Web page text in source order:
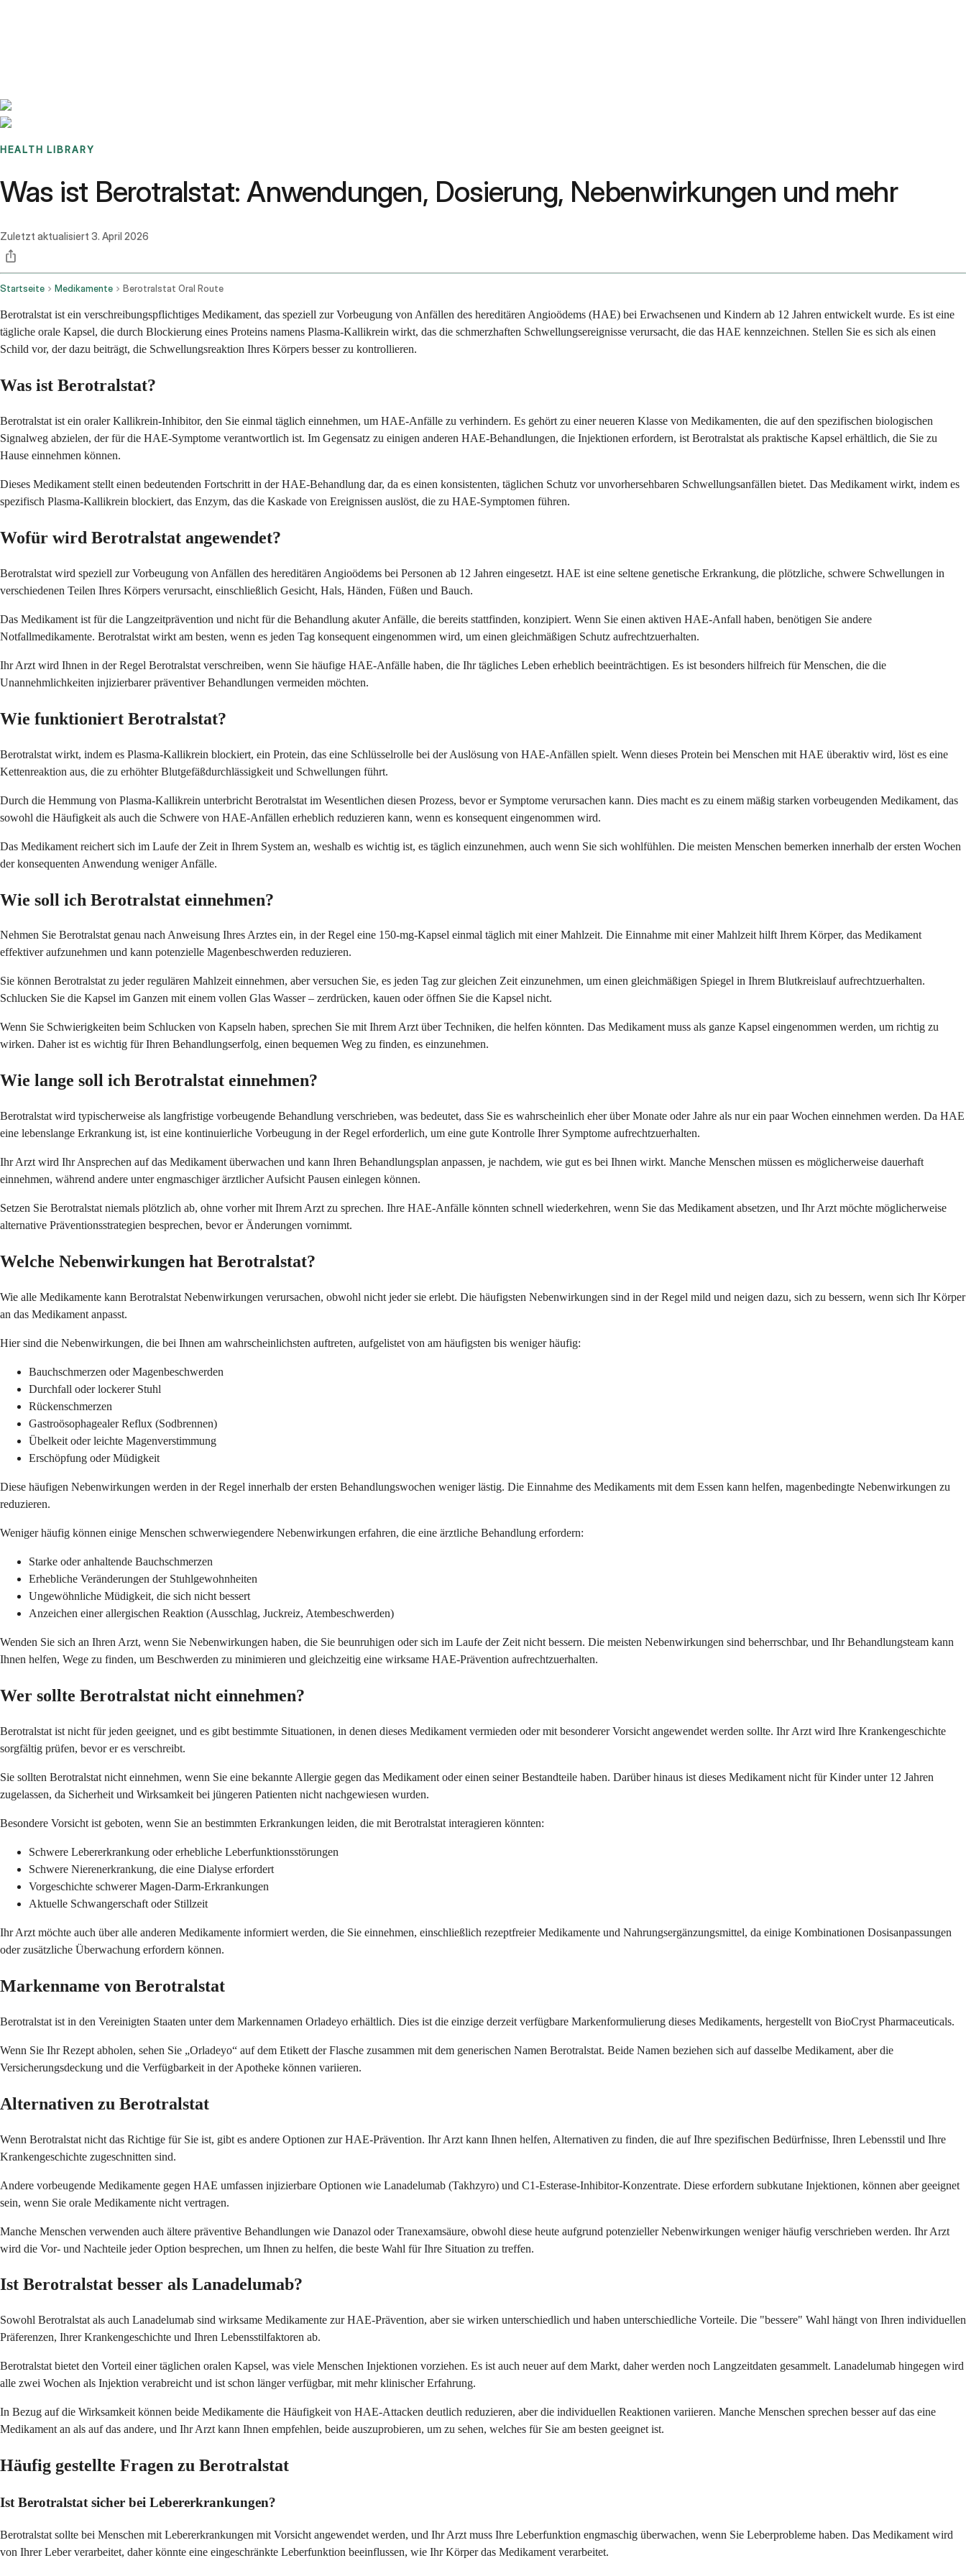
HEALTH LIBRARY
Was ist Berotralstat: Anwendungen, Dosierung, Nebenwirkungen und mehr
Zuletzt aktualisiert 3. April 2026
Startseite Medikamente Berotralstat Oral Route
Berotralstat ist ein verschreibungspflichtiges Medikament, das speziell zur Vorbeugung von Anfällen des hereditären Angioödems (HAE) bei Erwachsenen und Kindern ab 12 Jahren entwickelt wurde. Es ist eine
tägliche orale Kapsel, die durch Blockierung eines Proteins namens Plasma-Kallikrein wirkt, das die schmerzhaften Schwellungsereignisse verursacht, die das HAE kennzeichnen. Stellen Sie es sich als einen
Schild vor, der dazu beiträgt, die Schwellungsreaktion Ihres Körpers besser zu kontrollieren.
Was ist Berotralstat?
Berotralstat ist ein oraler Kallikrein-Inhibitor, den Sie einmal täglich einnehmen, um HAE-Anfälle zu verhindern. Es gehört zu einer neueren Klasse von Medikamenten, die auf den spezifischen biologischen
Signalweg abzielen, der für die HAE-Symptome verantwortlich ist. Im Gegensatz zu einigen anderen HAE-Behandlungen, die Injektionen erfordern, ist Berotralstat als praktische Kapsel erhältlich, die Sie zu
Hause einnehmen können.
Dieses Medikament stellt einen bedeutenden Fortschritt in der HAE-Behandlung dar, da es einen konsistenten, täglichen Schutz vor unvorhersehbaren Schwellungsanfällen bietet. Das Medikament wirkt, indem es
spezifisch Plasma-Kallikrein blockiert, das Enzym, das die Kaskade von Ereignissen auslöst, die zu HAE-Symptomen führen.
Wofür wird Berotralstat angewendet?
Berotralstat wird speziell zur Vorbeugung von Anfällen des hereditären Angioödems bei Personen ab 12 Jahren eingesetzt. HAE ist eine seltene genetische Erkrankung, die plötzliche, schwere Schwellungen in
verschiedenen Teilen Ihres Körpers verursacht, einschließlich Gesicht, Hals, Händen, Füßen und Bauch.
Das Medikament ist für die Langzeitprävention und nicht für die Behandlung akuter Anfälle, die bereits stattfinden, konzipiert. Wenn Sie einen aktiven HAE-Anfall haben, benötigen Sie andere
Notfallmedikamente. Berotralstat wirkt am besten, wenn es jeden Tag konsequent eingenommen wird, um einen gleichmäßigen Schutz aufrechtzuerhalten.
Ihr Arzt wird Ihnen in der Regel Berotralstat verschreiben, wenn Sie häufige HAE-Anfälle haben, die Ihr tägliches Leben erheblich beeinträchtigen. Es ist besonders hilfreich für Menschen, die die
Unannehmlichkeiten injizierbarer präventiver Behandlungen vermeiden möchten.
Wie funktioniert Berotralstat?
Berotralstat wirkt, indem es Plasma-Kallikrein blockiert, ein Protein, das eine Schlüsselrolle bei der Auslösung von HAE-Anfällen spielt. Wenn dieses Protein bei Menschen mit HAE überaktiv wird, löst es eine
Kettenreaktion aus, die zu erhöhter Blutgefäßdurchlässigkeit und Schwellungen führt.
Durch die Hemmung von Plasma-Kallikrein unterbricht Berotralstat im Wesentlichen diesen Prozess, bevor er Symptome verursachen kann. Dies macht es zu einem mäßig starken vorbeugenden Medikament, das
sowohl die Häufigkeit als auch die Schwere von HAE-Anfällen erheblich reduzieren kann, wenn es konsequent eingenommen wird.
Das Medikament reichert sich im Laufe der Zeit in Ihrem System an, weshalb es wichtig ist, es täglich einzunehmen, auch wenn Sie sich wohlfühlen. Die meisten Menschen bemerken innerhalb der ersten Wochen
der konsequenten Anwendung weniger Anfälle.
Wie soll ich Berotralstat einnehmen?
Nehmen Sie Berotralstat genau nach Anweisung Ihres Arztes ein, in der Regel eine 150-mg-Kapsel einmal täglich mit einer Mahlzeit. Die Einnahme mit einer Mahlzeit hilft Ihrem Körper, das Medikament
effektiver aufzunehmen und kann potenzielle Magenbeschwerden reduzieren.
Sie können Berotralstat zu jeder regulären Mahlzeit einnehmen, aber versuchen Sie, es jeden Tag zur gleichen Zeit einzunehmen, um einen gleichmäßigen Spiegel in Ihrem Blutkreislauf aufrechtzuerhalten.
Schlucken Sie die Kapsel im Ganzen mit einem vollen Glas Wasser – zerdrücken, kauen oder öffnen Sie die Kapsel nicht.
Wenn Sie Schwierigkeiten beim Schlucken von Kapseln haben, sprechen Sie mit Ihrem Arzt über Techniken, die helfen könnten. Das Medikament muss als ganze Kapsel eingenommen werden, um richtig zu
wirken. Daher ist es wichtig für Ihren Behandlungserfolg, einen bequemen Weg zu finden, es einzunehmen.
Wie lange soll ich Berotralstat einnehmen?
Berotralstat wird typischerweise als langfristige vorbeugende Behandlung verschrieben, was bedeutet, dass Sie es wahrscheinlich eher über Monate oder Jahre als nur ein paar Wochen einnehmen werden. Da HAE
eine lebenslange Erkrankung ist, ist eine kontinuierliche Vorbeugung in der Regel erforderlich, um eine gute Kontrolle Ihrer Symptome aufrechtzuerhalten.
Ihr Arzt wird Ihr Ansprechen auf das Medikament überwachen und kann Ihren Behandlungsplan anpassen, je nachdem, wie gut es bei Ihnen wirkt. Manche Menschen müssen es möglicherweise dauerhaft
einnehmen, während andere unter engmaschiger ärztlicher Aufsicht Pausen einlegen können.
Setzen Sie Berotralstat niemals plötzlich ab, ohne vorher mit Ihrem Arzt zu sprechen. Ihre HAE-Anfälle könnten schnell wiederkehren, wenn Sie das Medikament absetzen, und Ihr Arzt möchte möglicherweise
alternative Präventionsstrategien besprechen, bevor er Änderungen vornimmt.
Welche Nebenwirkungen hat Berotralstat?
Wie alle Medikamente kann Berotralstat Nebenwirkungen verursachen, obwohl nicht jeder sie erlebt. Die häufigsten Nebenwirkungen sind in der Regel mild und neigen dazu, sich zu bessern, wenn sich Ihr Körper
an das Medikament anpasst.
Hier sind die Nebenwirkungen, die bei Ihnen am wahrscheinlichsten auftreten, aufgelistet von am häufigsten bis weniger häufig:
Bauchschmerzen oder Magenbeschwerden
Durchfall oder lockerer Stuhl
Rückenschmerzen
Gastroösophagealer Reflux (Sodbrennen)
Übelkeit oder leichte Magenverstimmung
Erschöpfung oder Müdigkeit
Diese häufigen Nebenwirkungen werden in der Regel innerhalb der ersten Behandlungswochen weniger lästig. Die Einnahme des Medikaments mit dem Essen kann helfen, magenbedingte Nebenwirkungen zu
reduzieren.
Weniger häufig können einige Menschen schwerwiegendere Nebenwirkungen erfahren, die eine ärztliche Behandlung erfordern:
Starke oder anhaltende Bauchschmerzen
Erhebliche Veränderungen der Stuhlgewohnheiten
Ungewöhnliche Müdigkeit, die sich nicht bessert
Anzeichen einer allergischen Reaktion (Ausschlag, Juckreiz, Atembeschwerden)
Wenden Sie sich an Ihren Arzt, wenn Sie Nebenwirkungen haben, die Sie beunruhigen oder sich im Laufe der Zeit nicht bessern. Die meisten Nebenwirkungen sind beherrschbar, und Ihr Behandlungsteam kann
Ihnen helfen, Wege zu finden, um Beschwerden zu minimieren und gleichzeitig eine wirksame HAE-Prävention aufrechtzuerhalten.
Wer sollte Berotralstat nicht einnehmen?
Berotralstat ist nicht für jeden geeignet, und es gibt bestimmte Situationen, in denen dieses Medikament vermieden oder mit besonderer Vorsicht angewendet werden sollte. Ihr Arzt wird Ihre Krankengeschichte
sorgfältig prüfen, bevor er es verschreibt.
Sie sollten Berotralstat nicht einnehmen, wenn Sie eine bekannte Allergie gegen das Medikament oder einen seiner Bestandteile haben. Darüber hinaus ist dieses Medikament nicht für Kinder unter 12 Jahren
zugelassen, da Sicherheit und Wirksamkeit bei jüngeren Patienten nicht nachgewiesen wurden.
Besondere Vorsicht ist geboten, wenn Sie an bestimmten Erkrankungen leiden, die mit Berotralstat interagieren könnten:
Schwere Lebererkrankung oder erhebliche Leberfunktionsstörungen
Schwere Nierenerkrankung, die eine Dialyse erfordert
Vorgeschichte schwerer Magen-Darm-Erkrankungen
Aktuelle Schwangerschaft oder Stillzeit
Ihr Arzt möchte auch über alle anderen Medikamente informiert werden, die Sie einnehmen, einschließlich rezeptfreier Medikamente und Nahrungsergänzungsmittel, da einige Kombinationen Dosisanpassungen
oder zusätzliche Überwachung erfordern können.
Markenname von Berotralstat
Berotralstat ist in den Vereinigten Staaten unter dem Markennamen Orladeyo erhältlich. Dies ist die einzige derzeit verfügbare Markenformulierung dieses Medikaments, hergestellt von BioCryst Pharmaceuticals.
Wenn Sie Ihr Rezept abholen, sehen Sie „Orladeyo“ auf dem Etikett der Flasche zusammen mit dem generischen Namen Berotralstat. Beide Namen beziehen sich auf dasselbe Medikament, aber die
Versicherungsdeckung und die Verfügbarkeit in der Apotheke können variieren.
Alternativen zu Berotralstat
Wenn Berotralstat nicht das Richtige für Sie ist, gibt es andere Optionen zur HAE-Prävention. Ihr Arzt kann Ihnen helfen, Alternativen zu finden, die auf Ihre spezifischen Bedürfnisse, Ihren Lebensstil und Ihre
Krankengeschichte zugeschnitten sind.
Andere vorbeugende Medikamente gegen HAE umfassen injizierbare Optionen wie Lanadelumab (Takhzyro) und C1-Esterase-Inhibitor-Konzentrate. Diese erfordern subkutane Injektionen, können aber geeignet
sein, wenn Sie orale Medikamente nicht vertragen.
Manche Menschen verwenden auch ältere präventive Behandlungen wie Danazol oder Tranexamsäure, obwohl diese heute aufgrund potenzieller Nebenwirkungen weniger häufig verschrieben werden. Ihr Arzt
wird die Vor- und Nachteile jeder Option besprechen, um Ihnen zu helfen, die beste Wahl für Ihre Situation zu treffen.
Ist Berotralstat besser als Lanadelumab?
Sowohl Berotralstat als auch Lanadelumab sind wirksame Medikamente zur HAE-Prävention, aber sie wirken unterschiedlich und haben unterschiedliche Vorteile. Die "bessere" Wahl hängt von Ihren individuellen
Präferenzen, Ihrer Krankengeschichte und Ihren Lebensstilfaktoren ab.
Berotralstat bietet den Vorteil einer täglichen oralen Kapsel, was viele Menschen Injektionen vorziehen. Es ist auch neuer auf dem Markt, daher werden noch Langzeitdaten gesammelt. Lanadelumab hingegen wird
alle zwei Wochen als Injektion verabreicht und ist schon länger verfügbar, mit mehr klinischer Erfahrung.
In Bezug auf die Wirksamkeit können beide Medikamente die Häufigkeit von HAE-Attacken deutlich reduzieren, aber die individuellen Reaktionen variieren. Manche Menschen sprechen besser auf das eine
Medikament an als auf das andere, und Ihr Arzt kann Ihnen empfehlen, beide auszuprobieren, um zu sehen, welches für Sie am besten geeignet ist.
Häufig gestellte Fragen zu Berotralstat
Ist Berotralstat sicher bei Lebererkrankungen?
Berotralstat sollte bei Menschen mit Lebererkrankungen mit Vorsicht angewendet werden, und Ihr Arzt muss Ihre Leberfunktion engmaschig überwachen, wenn Sie Leberprobleme haben. Das Medikament wird
von Ihrer Leber verarbeitet, daher könnte eine eingeschränkte Leberfunktion beeinflussen, wie Ihr Körper das Medikament verarbeitet.